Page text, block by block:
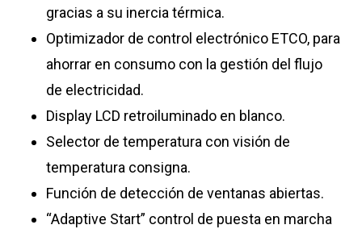
gracias a su inercia térmica.
Optimizador de control electrónico ETCO, para
ahorrar en consumo con la gestión del flujo
de electricidad.
Display LCD retroiluminado en blanco.
Selector de temperatura con visión de
temperatura consigna.
Función de detección de ventanas abiertas.
“Adaptive Start” control de puesta en marcha